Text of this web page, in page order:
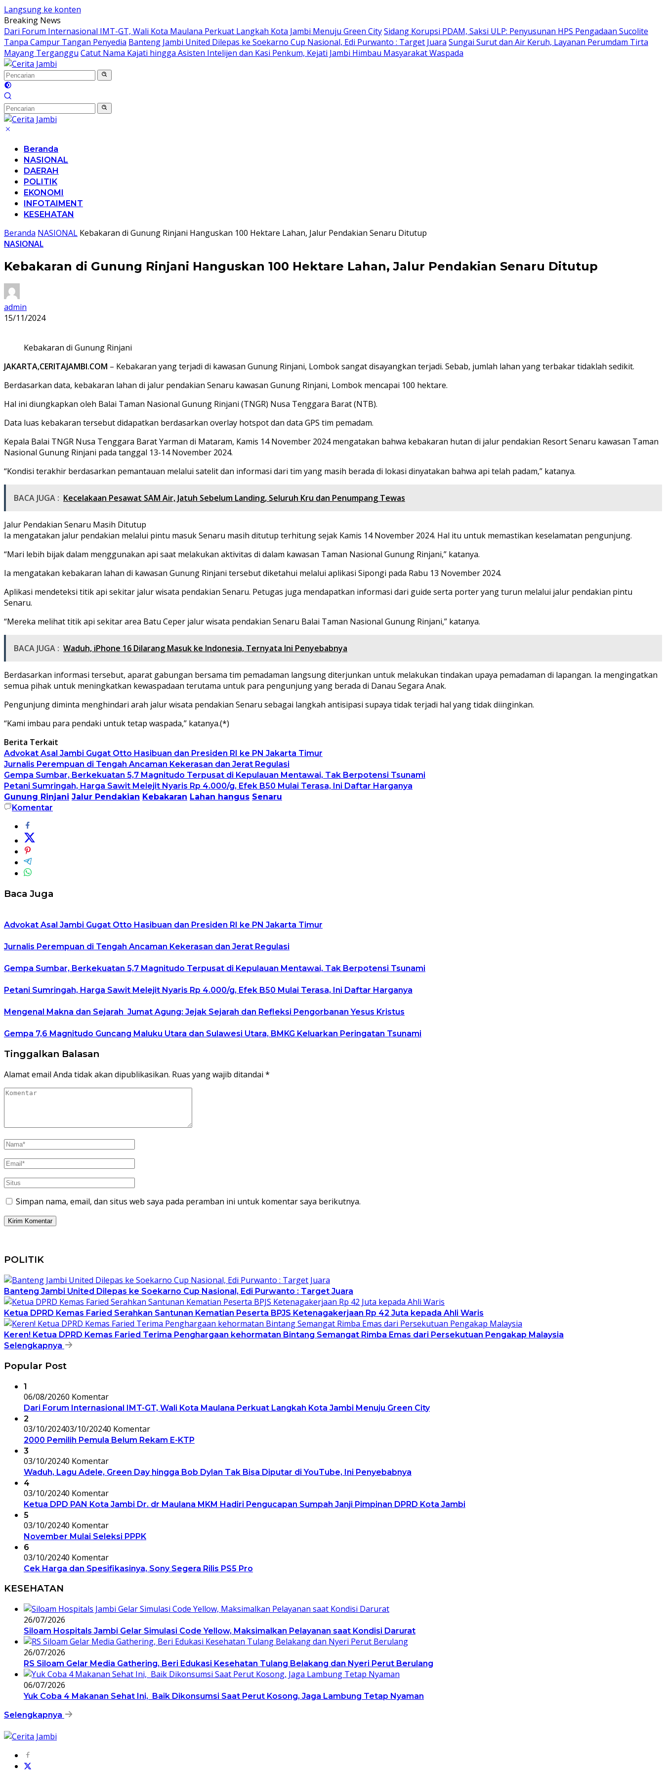
Langsung ke konten
Breaking News
Dari Forum Internasional IMT-GT, Wali Kota Maulana Perkuat Langkah Kota Jambi Menuju Green CitySidang Korupsi PDAM, Saksi ULP: Penyusunan HPS Pengadaan Sucolite
Tanpa Campur Tangan Penyedia Banteng Jambi United Dilepas ke Soekarno Cup Nasional, Edi Purwanto : Target Juara Sungai Surut dan Air Keruh, Layanan Perumdam Tirta
Mayang Terganggu Catut Nama Kajati hingga Asisten Intelijen dan Kasi Penkum, Kejati Jambi Himbau Masyarakat Waspada
Beranda
NASIONAL
DAERAH
POLITIK
EKONOMI
INFOTAIMENT
KESEHATAN
Beranda NASIONAL Kebakaran di Gunung Rinjani Hanguskan 100 Hektare Lahan, Jalur Pendakian Senaru Ditutup
NASIONAL
Kebakaran di Gunung Rinjani Hanguskan 100 Hektare Lahan, Jalur Pendakian Senaru Ditutup
admin
15/11/2024
Kebakaran di Gunung Rinjani
JAKARTA,CERITAJAMBI.COM – Kebakaran yang terjadi di kawasan Gunung Rinjani, Lombok sangat disayangkan terjadi. Sebab, jumlah lahan yang terbakar tidaklah sedikit.
Berdasarkan data, kebakaran lahan di jalur pendakian Senaru kawasan Gunung Rinjani, Lombok mencapai 100 hektare.
Hal ini diungkapkan oleh Balai Taman Nasional Gunung Rinjani (TNGR) Nusa Tenggara Barat (NTB).
Data luas kebakaran tersebut didapatkan berdasarkan overlay hotspot dan data GPS tim pemadam.
Kepala Balai TNGR Nusa Tenggara Barat Yarman di Mataram, Kamis 14 November 2024 mengatakan bahwa kebakaran hutan di jalur pendakian Resort Senaru kawasan Taman
Nasional Gunung Rinjani pada tanggal 13-14 November 2024.
“Kondisi terakhir berdasarkan pemantauan melalui satelit dan informasi dari tim yang masih berada di lokasi dinyatakan bahwa api telah padam,” katanya.
BACA JUGA : Kecelakaan Pesawat SAM Air, Jatuh Sebelum Landing, Seluruh Kru dan Penumpang Tewas
Jalur Pendakian Senaru Masih Ditutup
Ia mengatakan jalur pendakian melalui pintu masuk Senaru masih ditutup terhitung sejak Kamis 14 November 2024. Hal itu untuk memastikan keselamatan pengunjung.
“Mari lebih bijak dalam menggunakan api saat melakukan aktivitas di dalam kawasan Taman Nasional Gunung Rinjani,” katanya.
Ia mengatakan kebakaran lahan di kawasan Gunung Rinjani tersebut diketahui melalui aplikasi Sipongi pada Rabu 13 November 2024.
Aplikasi mendeteksi titik api sekitar jalur wisata pendakian Senaru. Petugas juga mendapatkan informasi dari guide serta porter yang turun melalui jalur pendakian pintu
Senaru.
“Mereka melihat titik api sekitar area Batu Ceper jalur wisata pendakian Senaru Balai Taman Nasional Gunung Rinjani,” katanya.
BACA JUGA : Waduh, iPhone 16 Dilarang Masuk ke Indonesia, Ternyata Ini Penyebabnya
Berdasarkan informasi tersebut, aparat gabungan bersama tim pemadaman langsung diterjunkan untuk melakukan tindakan upaya pemadaman di lapangan. Ia mengingatkan
semua pihak untuk meningkatkan kewaspadaan terutama untuk para pengunjung yang berada di Danau Segara Anak.
Pengunjung diminta menghindari arah jalur wisata pendakian Senaru sebagai langkah antisipasi supaya tidak terjadi hal yang tidak diinginkan.
“Kami imbau para pendaki untuk tetap waspada,” katanya.(*)
Berita Terkait
Advokat Asal Jambi Gugat Otto Hasibuan dan Presiden RI ke PN Jakarta Timur
Jurnalis Perempuan di Tengah Ancaman Kekerasan dan Jerat Regulasi
Gempa Sumbar, Berkekuatan 5,7 Magnitudo Terpusat di Kepulauan Mentawai, Tak Berpotensi Tsunami
Petani Sumringah, Harga Sawit Melejit Nyaris Rp 4.000/g, Efek B50 Mulai Terasa, Ini Daftar Harganya
Gunung Rinjani Jalur Pendakian Kebakaran Lahan hangus Senaru
Komentar
Baca Juga
Advokat Asal Jambi Gugat Otto Hasibuan dan Presiden RI ke PN Jakarta Timur
Jurnalis Perempuan di Tengah Ancaman Kekerasan dan Jerat Regulasi
Gempa Sumbar, Berkekuatan 5,7 Magnitudo Terpusat di Kepulauan Mentawai, Tak Berpotensi Tsunami
Petani Sumringah, Harga Sawit Melejit Nyaris Rp 4.000/g, Efek B50 Mulai Terasa, Ini Daftar Harganya
Mengenal Makna dan Sejarah Jumat Agung: Jejak Sejarah dan Refleksi Pengorbanan Yesus Kristus
Gempa 7,6 Magnitudo Guncang Maluku Utara dan Sulawesi Utara, BMKG Keluarkan Peringatan Tsunami
Tinggalkan Balasan
Alamat email Anda tidak akan dipublikasikan. Ruas yang wajib ditandai *
Simpan nama, email, dan situs web saya pada peramban ini untuk komentar saya berikutnya.
POLITIK
Banteng Jambi United Dilepas ke Soekarno Cup Nasional, Edi Purwanto : Target Juara
Ketua DPRD Kemas Faried Serahkan Santunan Kematian Peserta BPJS Ketenagakerjaan Rp 42 Juta kepada Ahli Waris
Keren! Ketua DPRD Kemas Faried Terima Penghargaan kehormatan Bintang Semangat Rimba Emas dari Persekutuan Pengakap Malaysia
Selengkapnya
Popular Post
1
06/08/20260 Komentar
Dari Forum Internasional IMT-GT, Wali Kota Maulana Perkuat Langkah Kota Jambi Menuju Green City
2
03/10/202403/10/20240 Komentar
2000 Pemilih Pemula Belum Rekam E-KTP
3
03/10/20240 Komentar
Waduh, Lagu Adele, Green Day hingga Bob Dylan Tak Bisa Diputar di YouTube, Ini Penyebabnya
4
03/10/20240 Komentar
Ketua DPD PAN Kota Jambi Dr. dr Maulana MKM Hadiri Pengucapan Sumpah Janji Pimpinan DPRD Kota Jambi
5
03/10/20240 Komentar
November Mulai Seleksi PPPK
6
03/10/20240 Komentar
Cek Harga dan Spesifikasinya, Sony Segera Rilis PS5 Pro
KESEHATAN
26/07/2026
Siloam Hospitals Jambi Gelar Simulasi Code Yellow, Maksimalkan Pelayanan saat Kondisi Darurat
26/07/2026
RS Siloam Gelar Media Gathering, Beri Edukasi Kesehatan Tulang Belakang dan Nyeri Perut Berulang
06/07/2026
Yuk Coba 4 Makanan Sehat Ini, Baik Dikonsumsi Saat Perut Kosong, Jaga Lambung Tetap Nyaman
Selengkapnya